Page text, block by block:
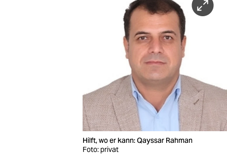
Hilft, wo er kann: Qayssar Rahman
Foto: privat